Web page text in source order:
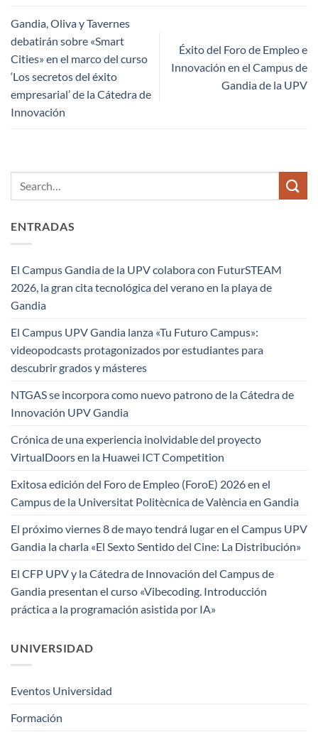
Gandia, Oliva y Tavernes
debatirán sobre «Smart
Cities» en el marco del curso
‘Los secretos del éxito
empresarial’ de la Cátedra de
Innovación
Éxito del Foro de Empleo e
Innovación en el Campus de
Gandia de la UPV
ENTRADAS
El Campus Gandia de la UPV colabora con FuturSTEAM
2026, la gran cita tecnológica del verano en la playa de
Gandia
El Campus UPV Gandia lanza «Tu Futuro Campus»:
videopodcasts protagonizados por estudiantes para
descubrir grados y másteres
NTGAS se incorpora como nuevo patrono de la Cátedra de
Innovación UPV Gandia
Crónica de una experiencia inolvidable del proyecto
VirtualDoors en la Huawei ICT Competition
Exitosa edición del Foro de Empleo (ForoE) 2026 en el
Campus de la Universitat Politècnica de València en Gandia
El próximo viernes 8 de mayo tendrá lugar en el Campus UPV
Gandia la charla «El Sexto Sentido del Cine: La Distribución»
El CFP UPV y la Cátedra de Innovación del Campus de
Gandia presentan el curso «Vibecoding. Introducción
práctica a la programación asistida por IA»
UNIVERSIDAD
Eventos Universidad
Formación